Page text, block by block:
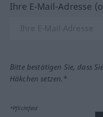
Ihre E-Mail-Adresse
Bitte bestätigen Sie, dass
Häkchen setzen.*
*Pflichtfeld